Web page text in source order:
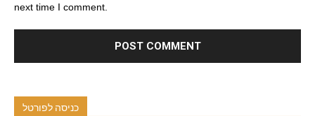
next time I comment.
כניסה לפורטל